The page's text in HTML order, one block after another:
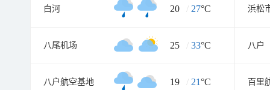
白河 20 / 27°C 浜松
八尾机场 25 / 33°C 八户
八户航空基地 19 / 21°C 百里